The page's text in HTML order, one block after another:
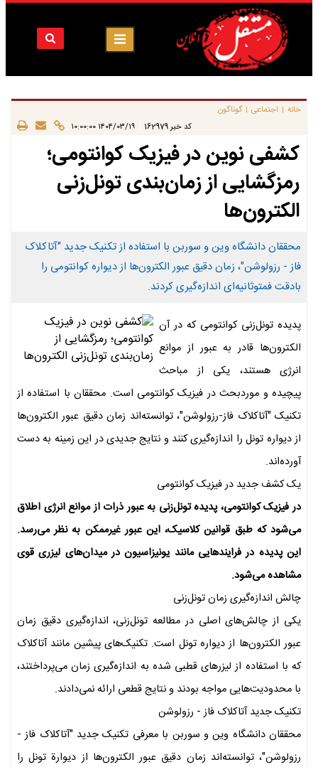
خانه | اجتماعی | گوناگون
کد خبر 162979 ۱۴۰۴/۰۳/۱۹ ۱۰:۰۰:۰۰
کشفی نوین در فیزیک کوانتومی؛
رمزگشایی از زمان‌بندی تونل‌زنی
الکترون‌ها
محققان دانشگاه وین و سوربن با استفاده از تکنیک جدید "آتاکلاک
فاز - رزولوشن"، زمان دقیق عبور الکترون‌ها از دیواره‌ کوانتومی را
بادقت فمتوثانیه‌ای اندازه‌گیری کردند.
پدیده‌ تونل‌زنی کوانتومی که در آن
الکترون‌ها قادر به عبور از موانع
انرژی هستند، یکی از مباحث
پیچیده و موردبحث در فیزیک کوانتومی است. محققان با استفاده از
تکنیک "آتاکلاک فاز-رزولوشن"، توانسته‌اند زمان دقیق عبور الکترون‌ها
از دیواره‌ تونل را اندازه‌گیری کنند و نتایج جدیدی در این زمینه به دست
آورده‌اند.
یک کشف جدید در فیزیک کوانتومی
در فیزیک کوانتومی، پدیده‌ تونل‌زنی به عبور ذرات از موانع انرژی اطلاق
می‌شود که طبق قوانین کلاسیک، این عبور غیرممکن به نظر می‌رسد.
این پدیده در فرایندهایی مانند یونیزاسیون در میدان‌های لیزری قوی
مشاهده می‌شود.
چالش اندازه‌گیری زمان تونل‌زنی
یکی از چالش‌های اصلی در مطالعه‌ تونل‌زنی، اندازه‌گیری دقیق زمان
عبور الکترون‌ها از دیواره‌ تونل است. تکنیک‌های پیشین مانند آتاکلاک
که با استفاده از لیزرهای قطبی ‌شده به اندازه‌گیری زمان می‌پرداختند،
با محدودیت‌هایی مواجه بودند و نتایج قطعی ارائه نمی‌دادند.
تکنیک جدید آتاکلاک فاز - رزولوشن
محققان دانشگاه وین و سوربن با معرفی تکنیک جدید "آتاکلاک فاز -
رزولوشن"، توانسته‌اند زمان دقیق عبور الکترون‌ها از دیوارة تونل را